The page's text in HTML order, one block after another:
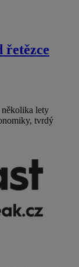
řetězce
několika lety
tvrdý